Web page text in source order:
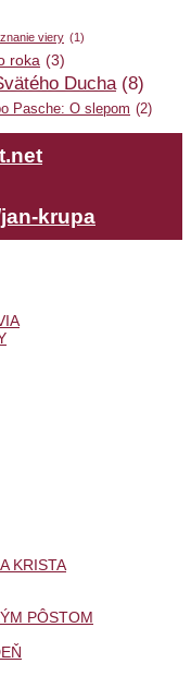
viery (1)
roka (3)
Ducha (8)
Pasche: O slepom (2)
krupa
KRISTA
PÔSTOM